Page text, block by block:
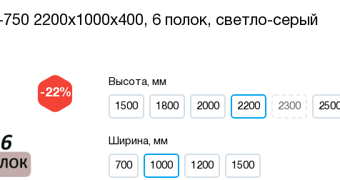
2200х1000х400, 6 полок, светло-серый
-22%
Высота, мм
1500 1800 2000 2200 2300
Ширина, мм
700 1000 1200 1500